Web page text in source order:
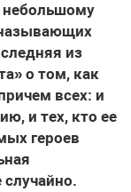
небольшому
из
о том, как
всех: и
и тех, кто ее
героев
случайно.